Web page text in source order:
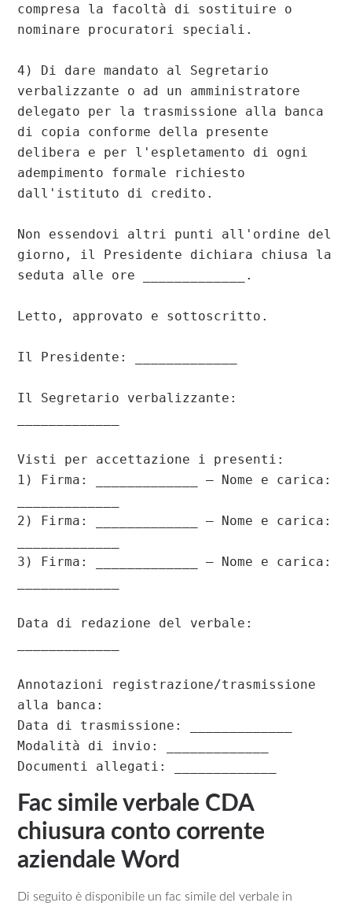
compresa la facoltà di sostituire o
nominare procuratori speciali.
4) Di dare mandato al Segretario
verbalizzante o ad un amministratore
delegato per la trasmissione alla banca
di copia conforme della presente
delibera e per l'espletamento di ogni
adempimento formale richiesto
dall'istituto di credito.
Non essendovi altri punti all'ordine del
giorno, il Presidente dichiara chiusa la
seduta alle ore _____________.
Letto, approvato e sottoscritto.
Il Presidente: _____________
Il Segretario verbalizzante:
Visti per accettazione i presenti:
1) Firma: _____________ – Nome e carica:
2) Firma: _____________ – Nome e carica:
3) Firma: _____________ – Nome e carica:
Data di redazione del verbale:
Annotazioni registrazione/trasmissione
alla banca:
Data di trasmissione: _____________
Modalità di invio: _____________
Documenti allegati: _____________
Fac simile verbale CDA
chiusura conto corrente
aziendale Word
Di seguito è disponibile un fac simile del verbale in